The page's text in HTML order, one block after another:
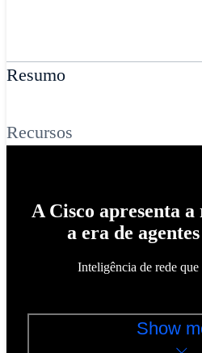
Resumo
Recursos
A Cisco apresenta
a era de
Inteligência de rede
Show